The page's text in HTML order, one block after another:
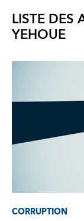
LISTE DES
YEHOUE
CORRUPTION